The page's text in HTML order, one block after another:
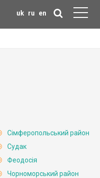
uk ru en
Сімферопольський район
Судак
Феодосія
Чорноморський район